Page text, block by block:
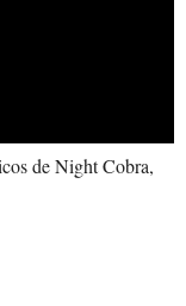
de Night Cobra,